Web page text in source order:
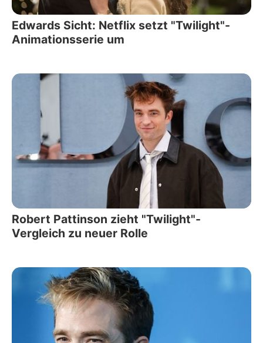
Edwards Sicht: Netflix setzt "Twilight"-
Animationsserie um
Robert Pattinson zieht "Twilight"-
Vergleich zu neuer Rolle